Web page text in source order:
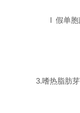
l 假单胞
3.嗜热脂肪